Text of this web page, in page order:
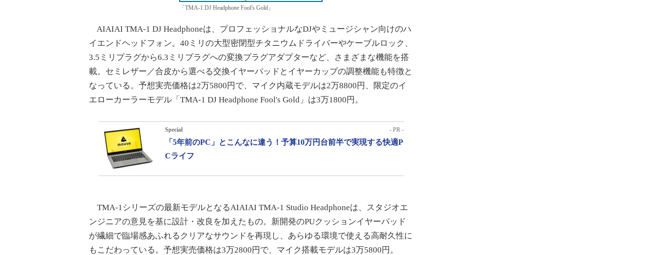
「TMA-1 DJ Headphone Fool's Gold」
AIAIAI TMA-1 DJ Headphoneは、プロフェッショナルなDJやミュージシャン向けのハ
イエンドヘッドフォン。40ミリの大型密閉型チタニウムドライバーやケーブルロック、
3.5ミリプラグから6.3ミリプラグへの変換プラグアダプターなど、さまざまな機能を搭
載。セミレザー／合皮から選べる交換イヤーパッドとイヤーカップの調整機能も特徴と
なっている。予想実売価格は2万5800円で、マイク内蔵モデルは2万8800円、限定のイ
エローカーラーモデル「TMA-1 DJ Headphone Fool's Gold」は3万1800円。
Special - PR -
「5年前のPC」とこんなに違う！予算10万円台前半で実現する快適P
Cライフ
TMA-1シリーズの最新モデルとなるAIAIAI TMA-1 Studio Headphoneは、スタジオエ
ンジニアの意見を基に設計・改良を加えたもの。新開発のPUクッションイヤーパッド
が繊細で臨場感あふれるクリアなサウンドを再現し、あらゆる環境で使える高耐久性に
もこだわっている。予想実売価格は3万2800円で、マイク搭載モデルは3万5800円。